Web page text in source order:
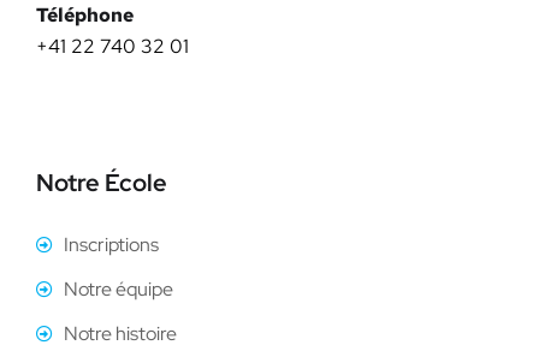
Téléphone
+41 22 740 32 01
Notre École
Inscriptions
Notre équipe
Notre histoire